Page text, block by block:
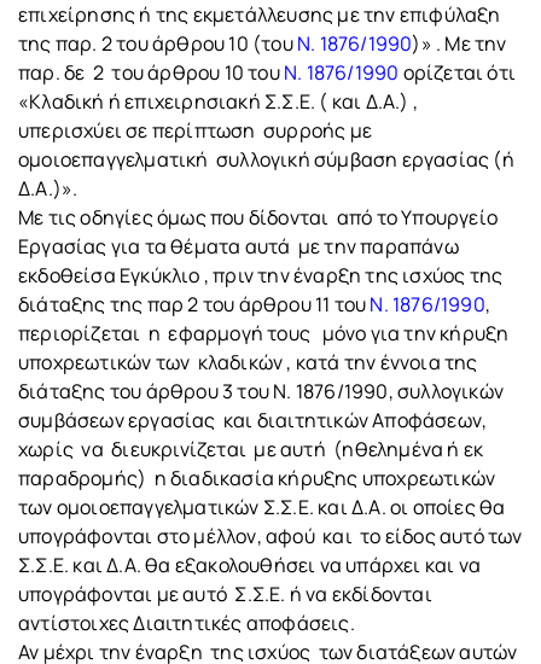
επιχείρησης ή της εκμετάλλευσης με την επιφύλαξη
της παρ. 2 του άρθρου 10 (τουΝ. 1876/1990)» . Με την
παρ. δε 2 του άρθρου 10 τουΝ. 1876/1990 ορίζεται ότι
«Κλαδική ή επιχειρησιακή Σ.Σ.Ε. ( και Δ.Α.) ,
υπερισχύει σε περίπτωση συρροής με
ομοιοεπαγγελματική συλλογική σύμβαση εργασίας (ή
Δ.Α.)».
Με τις οδηγίες όμως που δίδονται από το Υπουργείο
Εργασίας για τα θέματα αυτά με την παραπάνω
εκδοθείσα Εγκύκλιο , πριν την έναρξη της ισχύος της
διάταξης της παρ 2 του άρθρου 11 τουΝ. 1876/1990,
περιορίζεται η εφαρμογή τους μόνο για την κήρυξη
υποχρεωτικών των κλαδικών , κατά την έννοια της
διάταξης του άρθρου 3 του Ν. 1876/1990, συλλογικών
συμβάσεων εργασίας και διαιτητικών Αποφάσεων,
χωρίς να διευκρινίζεται με αυτή (ηθελημένα ή εκ
παραδρομής) η διαδικασία κήρυξης υποχρεωτικών
των ομοιοεπαγγελματικών Σ.Σ.Ε. και Δ.Α. οι οποίες θα
υπογράφονται στο μέλλον, αφού και το είδος αυτό των
Σ.Σ.Ε. και Δ.Α. θα εξακολουθήσει να υπάρχει και να
υπογράφονται με αυτό Σ.Σ.Ε. ή να εκδίδονται
αντίστοιχες Διαιτητικές αποφάσεις.
Αν μέχρι την έναρξη της ισχύος των διατάξεων αυτών